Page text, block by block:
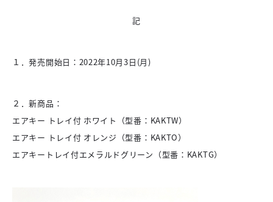
記
１．発売開始日：2022年10月3日(月)
２．新商品：
エアキー トレイ付 ホワイト（型番：KAKTW）
エアキー トレイ付 オレンジ（型番：KAKTO）
エアキートレイ付エメラルドグリーン（型番：KAKTG）